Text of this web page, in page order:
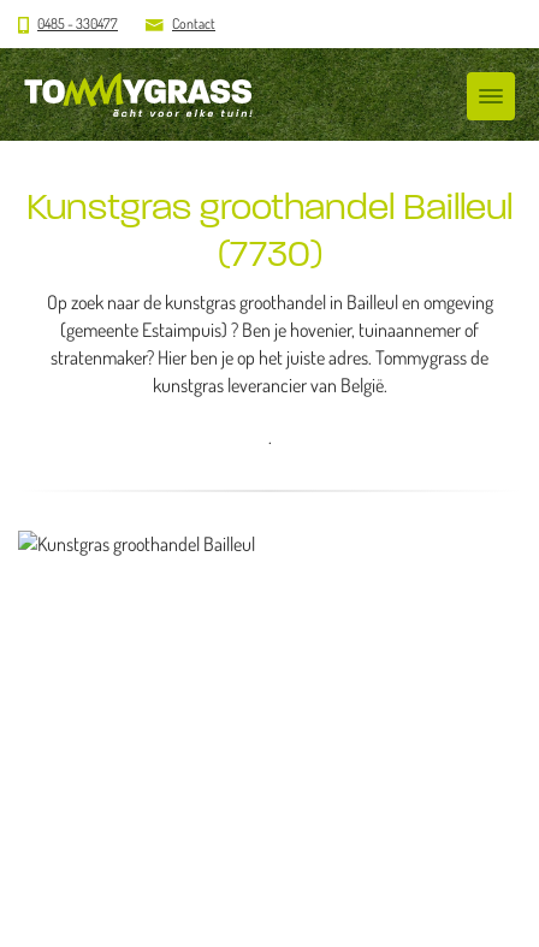
0485 - 330477 Contact
Kunstgras groothandel Bailleul
(7730)
Op zoek naar de kunstgras groothandel in Bailleul en omgeving
(gemeente Estaimpuis) ? Ben je hovenier, tuinaannemer of
stratenmaker? Hier ben je op het juiste adres. Tommygrass de
kunstgras leverancier van België.
.